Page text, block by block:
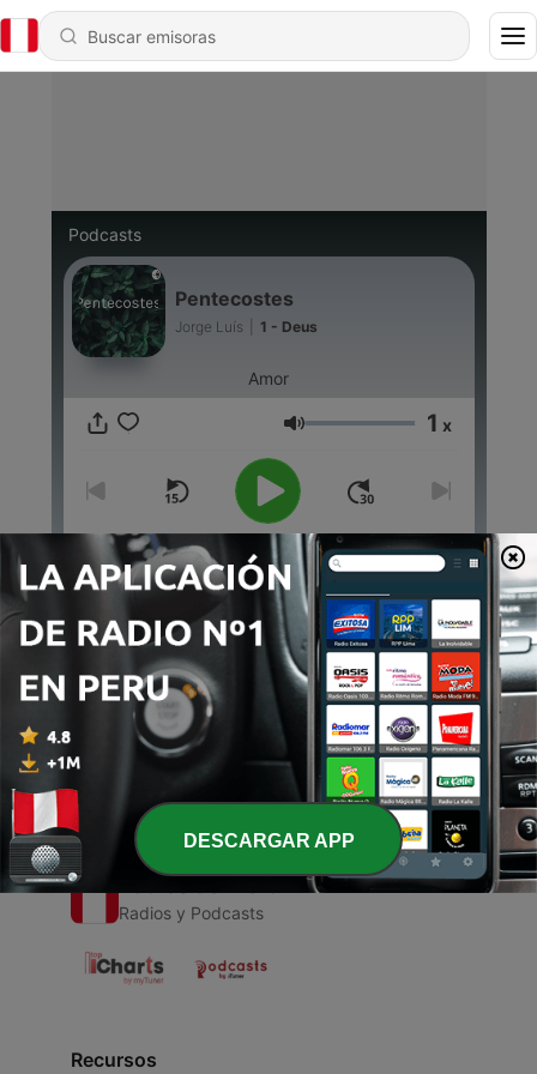
Podcasts
Pentecostes
Jorge Luís 1 - Deus
Amor
Volumen 1 x
00:00 00:00
Episodios
- Deus
30 mayo 2020
Radios y Podcasts
Recursos
DESCARGAR APP